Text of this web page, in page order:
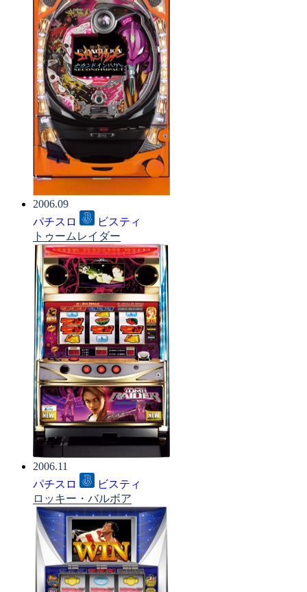
2006.09
パチスロ
ビスティ
トゥームレイダー
2006.11
パチスロ
ビスティ
ロッキー・バルボア